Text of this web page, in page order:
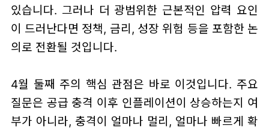
있습니다. 그러나 더 광범위한 근본적인 압력 요인
이 드러난다면 정책, 금리, 성장 위험 등을 포함한 논
의로 전환될 것입니다.
4월 둘째 주의 핵심 관점은 바로 이것입니다. 주요
질문은 공급 충격 이후 인플레이션이 상승하는지 여
부가 아니라, 충격이 얼마나 멀리, 얼마나 빠르게 확